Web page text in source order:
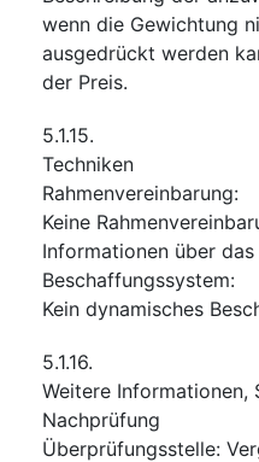
wenn die Gewichtung
ausgedrückt werden
der Preis.
5.1.15.
Techniken
Rahmenvereinbarung:
Keine
Informationen über
Beschaffungssystem:
Kein dynamisches
5.1.16.
Weitere Informationen,
Nachprüfung
Überprüfungsstelle: